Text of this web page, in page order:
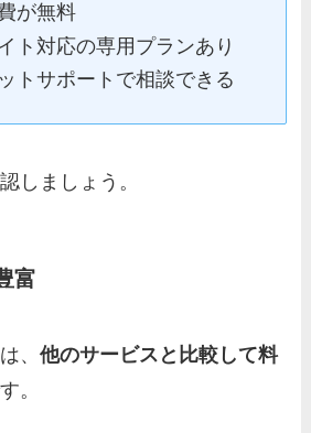
が無料
ト対応の専用プランあり
トサポートで相談できる
しましょう。
富
、他のサービスと比較して料
。